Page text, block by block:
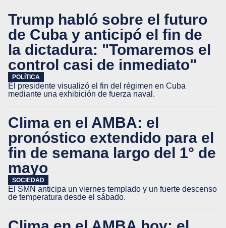
Trump habló sobre el futuro
de Cuba y anticipó el fin de
la dictadura: "Tomaremos el
control casi de inmediato"
POLÍTICA
El presidente visualizó el fin del régimen en Cuba
mediante una exhibición de fuerza naval.
Clima en el AMBA: el
pronóstico extendido para el
fin de semana largo del 1° de
mayo
SOCIEDAD
El SMN anticipa un viernes templado y un fuerte descenso
de temperatura desde el sábado.